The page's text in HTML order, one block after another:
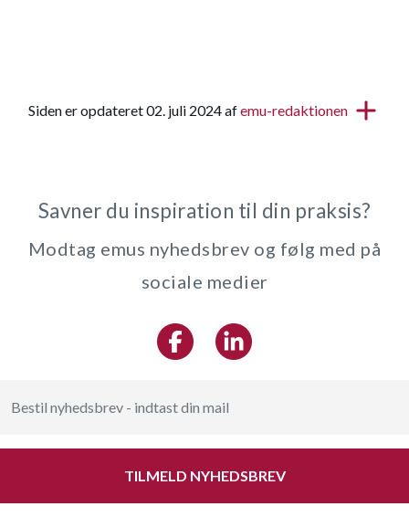
Siden er opdateret 02. juli 2024 afemu-redaktionen
Savner du inspiration til din praksis?
Modtag emus nyhedsbrev og følg med på
sociale medier
TILMELD NYHEDSBREV